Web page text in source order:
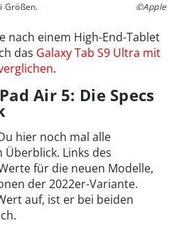
Größen. ©Apple
nach einem High-End-Tablet
das Galaxy Tab S9 Ultra mit
.
Air 5: Die Specs
hier noch mal alle
Überblick. Links des
für die neuen Modelle,
der 2022er-Variante.
auf, ist er bei beiden